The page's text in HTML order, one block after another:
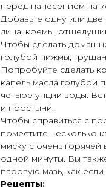
перед нанесением на
Добавьте одну или
лица, кремы,
Чтобы сделать
голубой пижмы,
Попробуйте сделать
капель масла голубой
четыре унции воды.
и простыни.
Чтобы справиться с
поместите несколько
миску с очень
одной минуты. Вы
паровую мазь, как
Рецепты: